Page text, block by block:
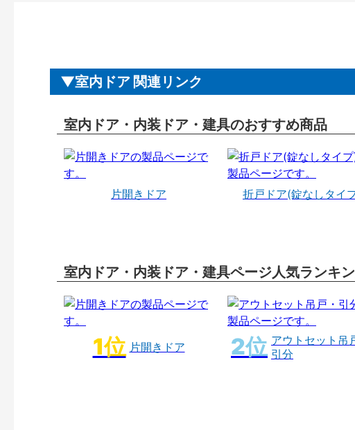
室内ドア 関連リンク
室内ドア・内装ドア・建具のおすすめ商品
片開きドア 折戸ドア(錠なしタイ
室内ドア・内装ドア・建具ページ人気ランキ
片開きドア
アウトセット吊
引分